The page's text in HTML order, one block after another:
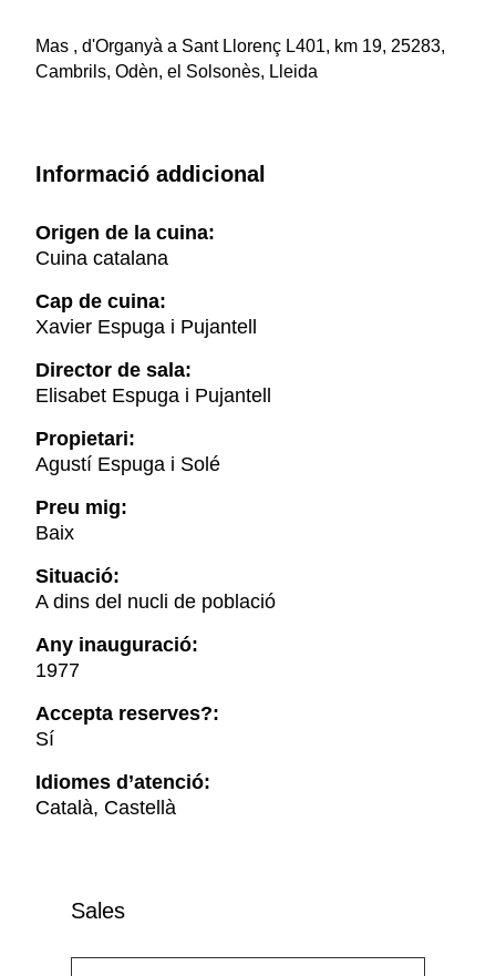
Mas , d'Organyà a Sant Llorenç L401, km 19, 25283,
Cambrils, Odèn, el Solsonès, Lleida
Informació addicional
Origen de la cuina:
Cuina catalana
Cap de cuina:
Xavier Espuga i Pujantell
Director de sala:
Elisabet Espuga i Pujantell
Propietari:
Agustí Espuga i Solé
Preu mig:
Baix
Situació:
A dins del nucli de població
Any inauguració:
1977
Accepta reserves?:
Sí
Idiomes d’atenció:
Català, Castellà
Sales